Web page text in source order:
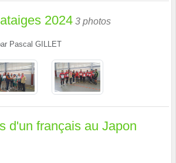
2024 3 photos
Pascal GILLET
d'un français au Japon